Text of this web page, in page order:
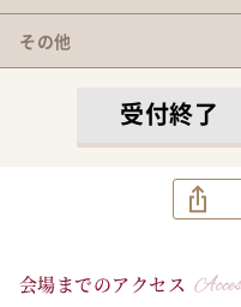
その他
受付終了
会場までのアクセス